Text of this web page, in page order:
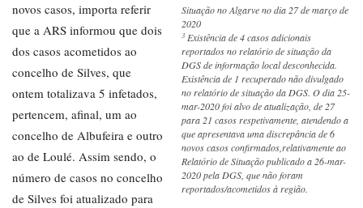
Situação no Algarve no dia 27 de março de
2020
3 Existência de 4 casos adicionais
reportados no relatório de situação da
DGS de informação local desconhecida.
Existência de 1 recuperado não divulgado
no relatório de situação da DGS. O dia 25-
mar-2020 foi alvo de atualização, de 27
para 21 casos respetivamente, atendendo a
que apresentava uma discrepância de 6
novos casos confirmados,relativamente ao
Relatório de Situação publicado a 26-mar-
2020 pela DGS, que não foram
reportados/acometidos à região.
novos casos, importa referir
que a ARS informou que dois
dos casos acometidos ao
concelho de Silves, que
ontem totalizava 5 infetados,
pertencem, afinal, um ao
concelho de Albufeira e outro
ao de Loulé. Assim sendo, o
número de casos no concelho
de Silves foi atualizado para